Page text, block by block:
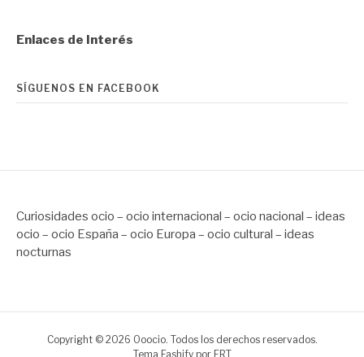
Enlaces de Interés
SÍGUENOS EN FACEBOOK
Curiosidades ocio – ocio internacional – ocio nacional – ideas
ocio – ocio España – ocio Europa – ocio cultural – ideas
nocturnas
Copyright © 2026 Ooocio. Todos los derechos reservados.
Tema Fashify por FRT